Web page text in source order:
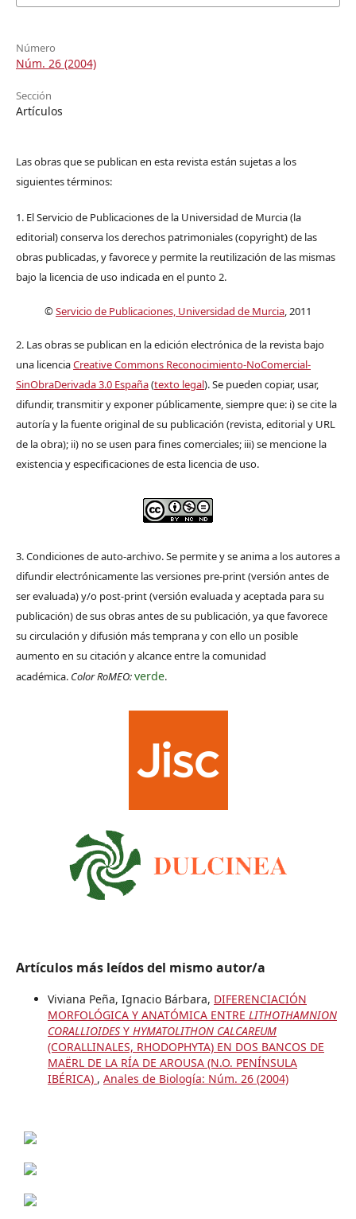
Número
Núm. 26 (2004)
Sección
Artículos
Las obras que se publican en esta revista están sujetas a los
siguientes términos:
1. El Servicio de Publicaciones de la Universidad de Murcia (la
editorial) conserva los derechos patrimoniales (copyright) de las
obras publicadas, y favorece y permite la reutilización de las mismas
bajo la licencia de uso indicada en el punto 2.
©Servicio de Publicaciones, Universidad de Murcia, 2011
2. Las obras se publican en la edición electrónica de la revista bajo
una licenciaCreative Commons Reconocimiento-NoComercial-
SinObraDerivada 3.0 España(texto legal). Se pueden copiar, usar,
difundir, transmitir y exponer públicamente, siempre que: i) se cite la
autoría y la fuente original de su publicación (revista, editorial y URL
de la obra); ii) no se usen para fines comerciales; iii) se mencione la
existencia y especificaciones de esta licencia de uso.
3. Condiciones de auto-archivo. Se permite y se anima a los autores a
difundir electrónicamente las versiones pre-print (versión antes de
ser evaluada) y/o post-print (versión evaluada y aceptada para su
publicación) de sus obras antes de su publicación, ya que favorece
su circulación y difusión más temprana y con ello un posible
aumento en su citación y alcance entre la comunidad
académica. Color RoMEO:verde.
Artículos más leídos del mismo autor/a
Viviana Peña, Ignacio Bárbara, DIFERENCIACIÓN
MORFOLÓGICA Y ANATÓMICA ENTRE LITHOTHAMNION
CORALLIOIDES Y HYMATOLITHON CALCAREUM
(CORALLINALES, RHODOPHYTA) EN DOS BANCOS DE
MAËRL DE LA RÍA DE AROUSA (N.O. PENÍNSULA
IBÉRICA) , Anales de Biología: Núm. 26 (2004)